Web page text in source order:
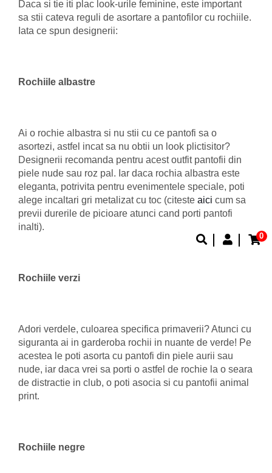
0
Daca si tie iti plac look-urile feminine, este important
sa stii cateva reguli de asortare a pantofilor cu rochiile.
Iata ce spun designerii:
Rochiile albastre
Ai o rochie albastra si nu stii cu ce pantofi sa o
asortezi, astfel incat sa nu obtii un look plictisitor?
Designerii recomanda pentru acest outfit pantofii din
piele nude sau roz pal. Iar daca rochia albastra este
eleganta, potrivita pentru evenimentele speciale, poti
alege incaltari gri metalizat cu toc (citeste aici cum sa
previi durerile de picioare atunci cand porti pantofi
inalti).
Rochiile verzi
Adori verdele, culoarea specifica primaverii? Atunci cu
siguranta ai in garderoba rochii in nuante de verde! Pe
acestea le poti asorta cu pantofi din piele aurii sau
nude, iar daca vrei sa porti o astfel de rochie la o seara
de distractie in club, o poti asocia si cu pantofii animal
print.
Rochiile negre